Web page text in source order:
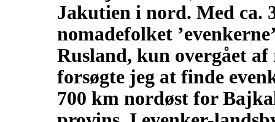
Jakutien i nord. Med ca.
nomadefolket
Rusland, kun overgået af
forsøgte jeg at finde
700 km nordøst for